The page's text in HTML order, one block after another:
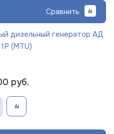
Сравнить
дизельный генератор АД
(MTU)
руб.